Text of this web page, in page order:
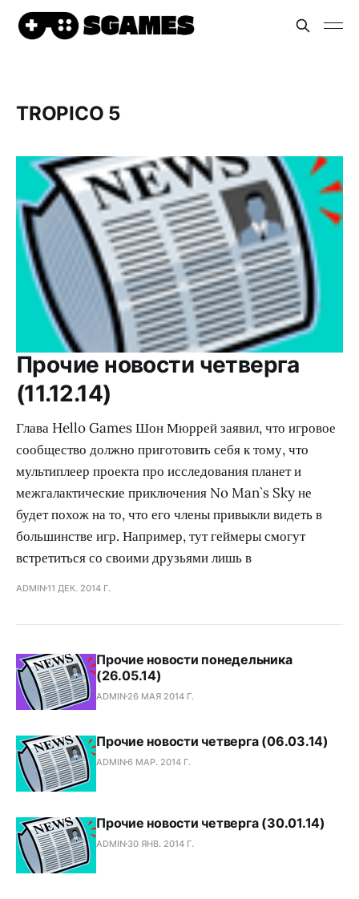
TROPICO 5
Прочие новости четверга
(11.12.14)
Глава Hello Games Шон Мюррей заявил, что игровое
сообщество должно приготовить себя к тому, что
мультиплеер проекта про исследования планет и
межгалактические приключения No Man`s Sky не
будет похож на то, что его члены привыкли видеть в
большинстве игр. Например, тут геймеры смогут
встретиться со своими друзьями лишь в
ADMIN11 ДЕК. 2014 Г.
Прочие новости понедельника
(26.05.14)
ADMIN 26 МАЯ 2014 Г.
Прочие новости четверга (06.03.14)
ADMIN6 МАР. 2014 Г.
Прочие новости четверга (30.01.14)
ADMIN 30 ЯНВ. 2014 Г.